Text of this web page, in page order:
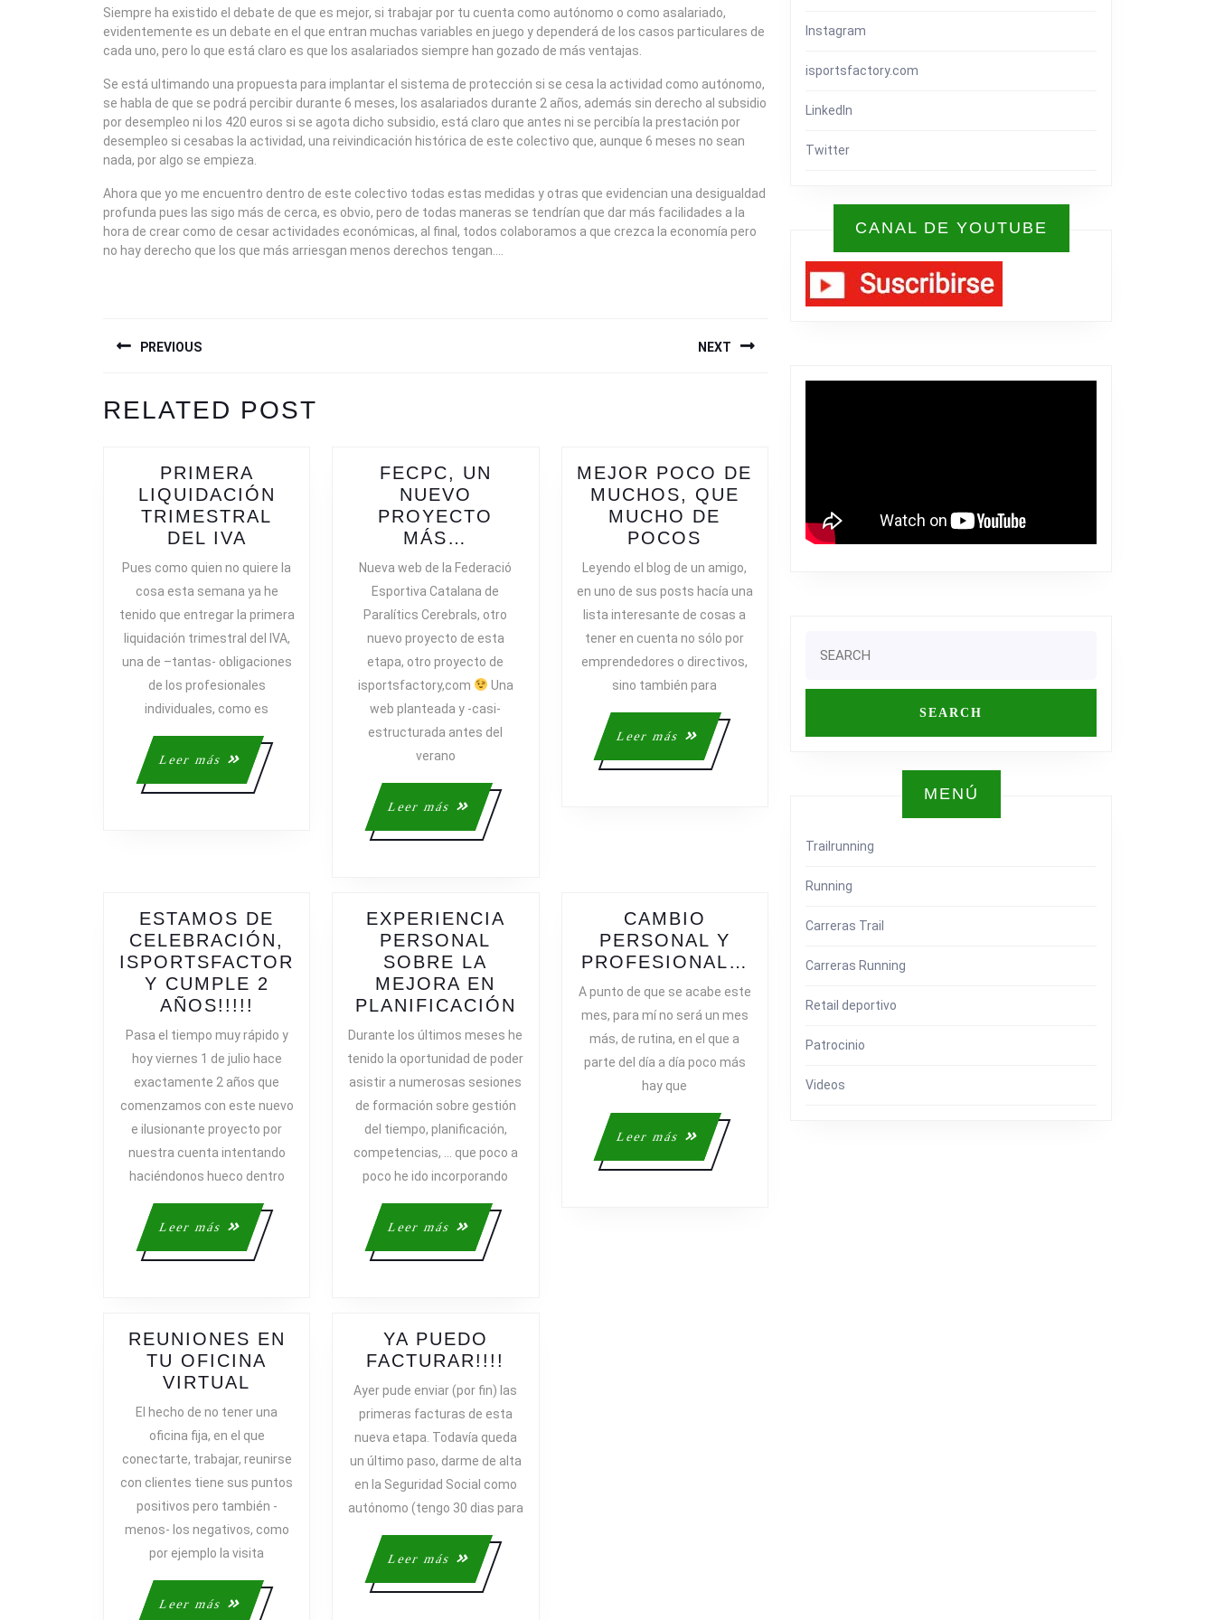
2009
Siempre ha existido el debate de que es mejor, si trabajar por tu cuenta como autónomo o como asalariado,
evidentemente es un debate en el que entran muchas variables en juego y dependerá de los casos particulares de
cada uno, pero lo que está claro es que los asalariados siempre han gozado de más ventajas.
Se está ultimando una propuesta para implantar el sistema de protección si se cesa la actividad como autónomo,
se habla de que se podrá percibir durante 6 meses, los asalariados durante 2 años, además sin derecho al subsidio
por desempleo ni los 420 euros si se agota dicho subsidio, está claro que antes ni se percibía la prestación por
desempleo si cesabas la actividad, una reivindicación histórica de este colectivo que, aunque 6 meses no sean
nada, por algo se empieza.
Ahora que yo me encuentro dentro de este colectivo todas estas medidas y otras que evidencian una desigualdad
profunda pues las sigo más de cerca, es obvio, pero de todas maneras se tendrían que dar más facilidades a la
hora de crear como de cesar actividades económicas, al final, todos colaboramos a que crezca la economía pero
no hay derecho que los que más arriesgan menos derechos tengan….
DE
ENTRADAS
PREVIOUS
post:
NEXT
RELATED POST
PRIMERA
LIQUIDACIÓN
TRIMESTRAL
DEL IVA
LIQUIDACIÓN
TRIMESTRAL
DEL
IVA
Pues como quien no quiere la
cosa esta semana ya he
tenido que entregar la primera
liquidación trimestral del IVA,
una de –tantas- obligaciones
de los profesionales
individuales, como es
Leer más
Leer
más
FECPC, UN
NUEVO
PROYECTO
MÁS…
UN
PROYECTO
MÁS…
Nueva web de la Federació
Esportiva Catalana de
Paralítics Cerebrals, otro
nuevo proyecto de esta
etapa, otro proyecto de
isportsfactory,com
Una
web planteada y -casi-
estructurada antes del
verano
Leer más
Leer
más
MEJOR POCO DE
MUCHOS, QUE
MUCHO DE
POCOS
POCO
MUCHOS,
QUE
MUCHO
DE
POCOS
Leyendo el blog de un amigo,
en uno de sus posts hacía una
lista interesante de cosas a
tener en cuenta no sólo por
emprendedores o directivos,
sino también para
Leer más
Leer
más
ESTAMOS DE
CELEBRACIÓN,
ISPORTSFACTOR
Y CUMPLE 2
AÑOS!!!!!
DE
CELEBRACIÓN,
ISPORTSFACTORY
CUMPLE
2
AÑOS!!!!!
Pasa el tiempo muy rápido y
hoy viernes 1 de julio hace
exactamente 2 años que
comenzamos con este nuevo
e ilusionante proyecto por
nuestra cuenta intentando
haciéndonos hueco dentro
Leer más
Leer
más
EXPERIENCIA
PERSONAL
SOBRE LA
MEJORA EN
PLANIFICACIÓN EXPERIENCIA
PERSONAL
LA
MEJORA
EN
PLANIFICACIÓN
Durante los últimos meses he
tenido la oportunidad de poder
asistir a numerosas sesiones
de formación sobre gestión
del tiempo, planificación,
competencias, … que poco a
poco he ido incorporando
Leer más
Leer
más
CAMBIO
PERSONAL Y
PROFESIONAL…
CAMBIO
A punto de que se acabe este
mes, para mí no será un mes
más, de rutina, en el que a
parte del día a día poco más
hay que
Leer más
Leer
más
REUNIONES EN
TU OFICINA
VIRTUAL REUNIONES
OFICINA
VIRTUAL
El hecho de no tener una
oficina fija, en el que
conectarte, trabajar, reunirse
con clientes tiene sus puntos
positivos pero también -
menos- los negativos, como
por ejemplo la visita
Leer más
Leer
YA PUEDO
FACTURAR!!!!
Ayer pude enviar (por fin) las
primeras facturas de esta
nueva etapa. Todavía queda
un último paso, darme de alta
en la Seguridad Social como
autónomo (tengo 30 dias para
Leer más
Leer
más
Instagram
isportsfactory.com
LinkedIn
Twitter
CANAL DE YOUTUBE
for:
MENÚ
Trailrunning
Running
Carreras Trail
Carreras Running
Retail deportivo
Patrocinio
Videos